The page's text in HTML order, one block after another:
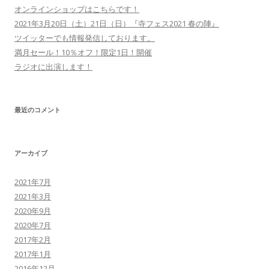
オンラインショップはこちらです！
2021年3月20日（土）21日（日）『寺フェス2021 春の陣』
ツイッターでも情報発信しております。
満月セール！10％オフ！限定1日！開催
ラジオに出演します！
最近のコメント
アーカイブ
2021年7月
2021年3月
2020年9月
2020年7月
2017年2月
2017年1月